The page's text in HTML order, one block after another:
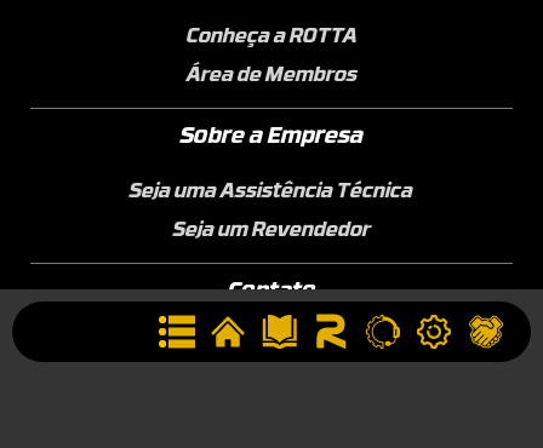
Conheça a ROTTA
Área de Membros
Sobre a Empresa
Seja uma Assistência Técnica
Seja um Revendedor
Contato
(44) 9834-1400 (WhatsApp)